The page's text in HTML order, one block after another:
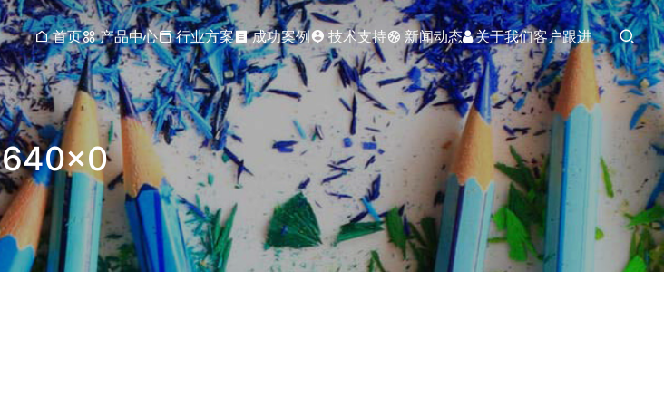
首页 产品中心 行业方案 成功案例 技术支持 新闻动态 关于我们客户跟进
640×0